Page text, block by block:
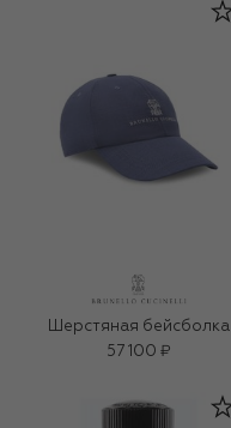
Шерстяная бейсболка
57 100 ₽